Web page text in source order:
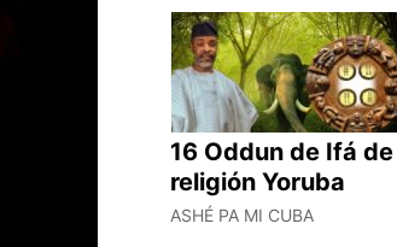
16 Oddun de Ifá de
religión Yoruba
ASHÉ PA MI CUBA